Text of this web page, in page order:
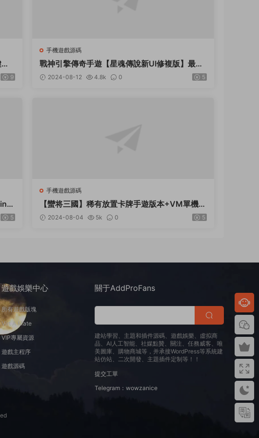
9
手機遊戲源碼
戰神引擎傳奇手遊【星魂傳說新UI修複版】最新
整理Win系服務端+安卓蘋果雙端+GM授權後台
+詳細搭建教程
2024-08-12 4.8k 0 5
後5
手機遊戲源碼
【蠻将三國】稀有放置卡牌手遊版本+VM單機一
鍵端+Linux學習手工端+安卓+GM充值物品後台
+通用視頻教程
2024-08-04 5k 0 5
遊戲娛樂中心
所有遊戲版塊
Virt A Mate
VIP專屬資源
遊戲主程序
遊戲源碼
關于AddProFans
建站學習、主題和插件源碼、遊戲娛樂、虛拟商
品、AI人工智能、社媒點贊、關注、任務威客、唯
美圖庫、購物商城等，并承接WordPress等系統建
站仿站、二次開發、主題插件定制等！！
提交工單
Telegram：wowzanice